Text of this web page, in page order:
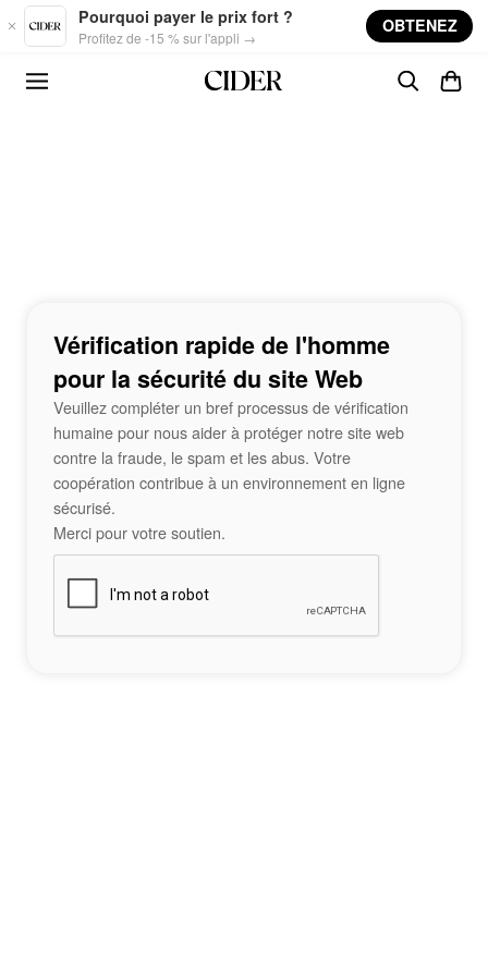
Skip to main content
Pourquoi payer le prix fort ?
Profitez de -15 % sur l'appli →
OBTENEZ
Vérification rapide de l'homme
pour la sécurité du site Web
Veuillez compléter un bref processus de vérification
humaine pour nous aider à protéger notre site web
contre la fraude, le spam et les abus. Votre
coopération contribue à un environnement en ligne
sécurisé.
Merci pour votre soutien.